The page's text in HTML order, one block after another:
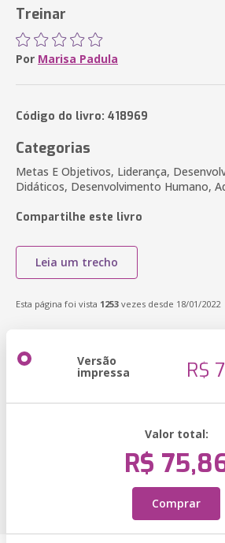
Treinar
Por Marisa Padula
Código do livro: 418969
Categorias
Metas E Objetivos, Liderança,
Didáticos, Desenvolvimento Humano,
Compartilhe este livro
Leia um trecho
Esta página foi vista 1253 vezes desde 18/01/2022
Versão
impressa R$
Valor total:
R$
Comprar